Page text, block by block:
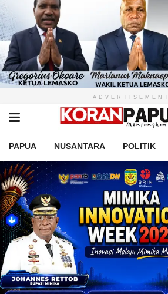
ADVERTISEMENT
PAPUA NUSANTARA POLITIK